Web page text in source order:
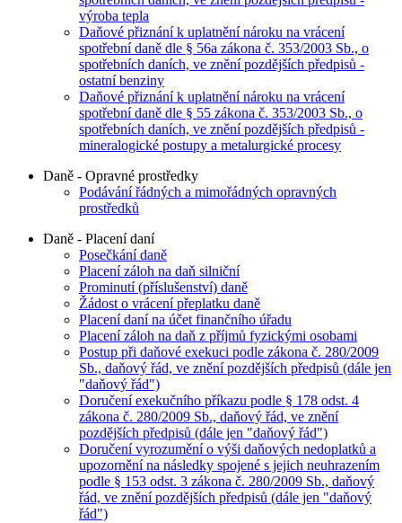
výroba tepla
Daňové přiznání k uplatnění nároku na vrácení
spotřební daně dle § 56a zákona č. 353/2003 Sb., o
spotřebních daních, ve znění pozdějších předpisů -
ostatní benziny
Daňové přiznání k uplatnění nároku na vrácení
spotřební daně dle § 55 zákona č. 353/2003 Sb., o
spotřebních daních, ve znění pozdějších předpisů -
mineralogické postupy a metalurgické procesy
Daně - Opravné prostředky
Podávání řádných a mimořádných opravných
prostředků
Daně - Placení daní
Posečkání daně
Placení záloh na daň silniční
Prominutí (příslušenství) daně
Žádost o vrácení přeplatku daně
Placení daní na účet finančního úřadu
Placení záloh na daň z příjmů fyzickými osobami
Postup při daňové exekuci podle zákona č. 280/2009
Sb., daňový řád, ve znění pozdějších předpisů (dále jen
"daňový řád")
Doručení exekučního příkazu podle § 178 odst. 4
zákona č. 280/2009 Sb., daňový řád, ve znění
pozdějších předpisů (dále jen "daňový řád")
Doručení vyrozumění o výši daňových nedoplatků a
upozornění na následky spojené s jejich neuhrazením
podle § 153 odst. 3 zákona č. 280/2009 Sb., daňový
řád, ve znění pozdějších předpisů (dále jen "daňový
řád")